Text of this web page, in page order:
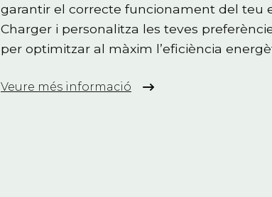
garantir el correcte funcionament del teu
Charger i personalitza les teves
per optimitzar al màxim l’eficiència
Veure més informació